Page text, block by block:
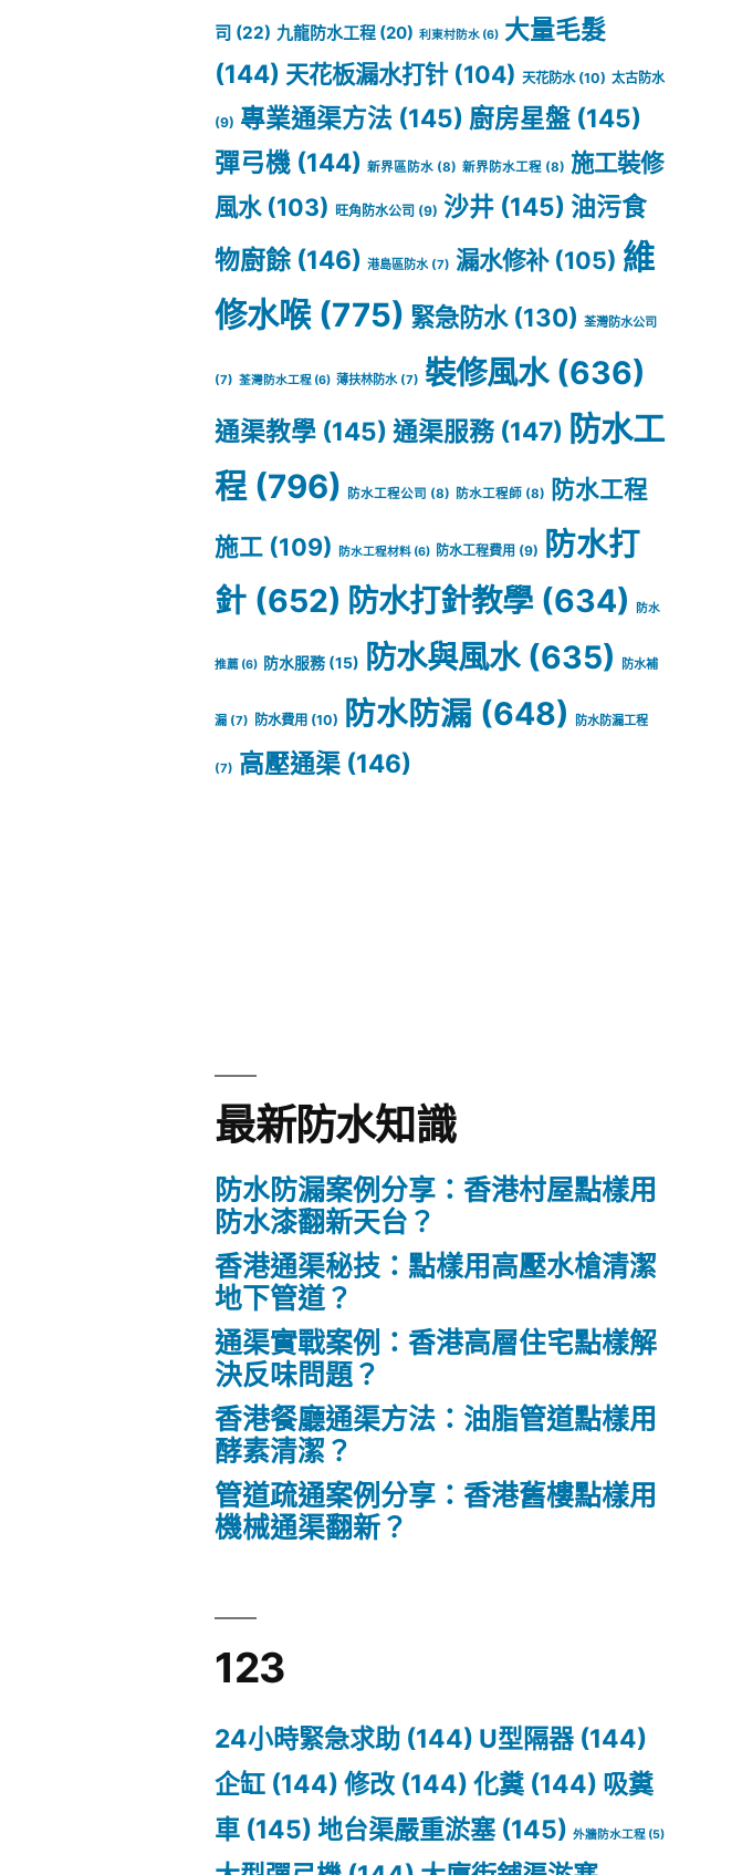
司 (22) 九龍防水工程 (20) 利東村防水 (6) 大量毛髮
(144) 天花板漏水打针(104) 天花防水(10) 太古防水
(9) 專業通渠方法 (145) 廚房星盤 (145)
彈弓機 (144) 新界區防水 (8) 新界防水工程 (8) 施工裝修
風水(103) 旺角防水公司 (9) 沙井 (145) 油污食
物廚餘 (146) 港島區防水(7) 漏水修补(105) 維
修水喉 (775) 緊急防水(130) 荃灣防水公司
(7) 荃灣防水工程 (6) 薄扶林防水(7) 裝修風水(636)
通渠教學 (145) 通渠服務(147) 防水工
程 (796) 防水工程公司 (8) 防水工程師 (8)
防水工程
施工 (109) 防水工程材料 (6) 防水工程費用 (9)
防水打
針 (652) 防水打針教學 (634) 防水
推薦 (6) 防水服務 (15) 防水與風水(635) 防水補
漏 (7) 防水費用 (10) 防水防漏 (648) 防水防漏工程
(7) 高壓通渠 (146)
最新防水知識
防水防漏案例分享：香港村屋點樣用
防水漆翻新天台？
香港通渠秘技：點樣用高壓水槍清潔
地下管道？
通渠實戰案例：香港高層住宅點樣解
決反味問題？
香港餐廳通渠方法：油脂管道點樣用
酵素清潔？
管道疏通案例分享：香港舊樓點樣用
機械通渠翻新？
123
24小時緊急求助 (144) U型隔器 (144)
企缸 (144) 修改 (144) 化糞 (144) 吸糞
車 (145) 地台渠嚴重淤塞(145) 外牆防水工程 (5)